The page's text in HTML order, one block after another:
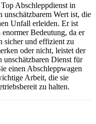
Abschleppdienst in
Wert ist, die
Unfall erleiden. Er ist
Bedeutung, da er
sicher und effizient zu
oder nicht, leistet der
unschätzbaren Dienst für
einen Abschleppwagen
Arbeit, die sie
zu halten.